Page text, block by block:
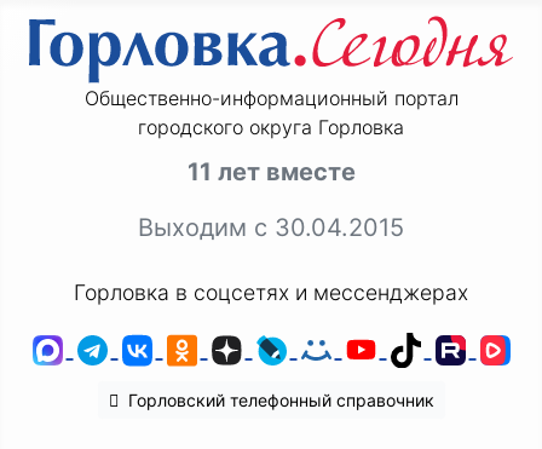
Общественно-информационный портал
городского округа Горловка
11 лет вместе
Выходим с 30.04.2015
Горловка в соцсетях и мессенджерах
MAXTelegram
ВКонтакте
Одноклассники
ДзенLiveJournal
Мой Мир
YouTube
TikTok
Горловский телефонный справочник